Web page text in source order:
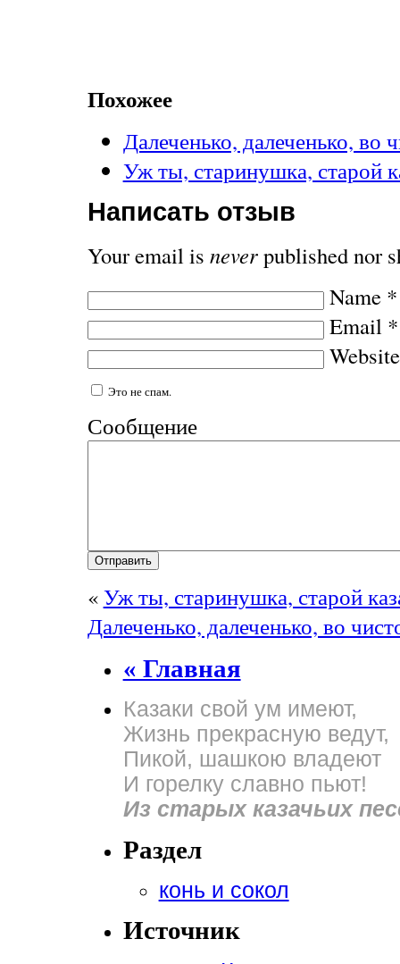
Похожее
Далеченько, далеченько,
Уж ты, старинушка, старой
Написать отзыв
Your email is neverpublished nor
Name *
Email *
Website
Это не спам.
Сообщение
«Уж ты, старинушка, старой
Далеченько, далеченько, во
« Главная
Казаки свой ум имеют,
Жизнь прекрасную ведут,
Пикой, шашкою владеют
И горелку славно пьют!
Из старых казачьих
Раздел
конь и сокол
Источник